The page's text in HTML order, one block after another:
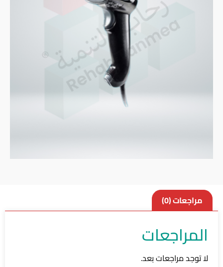
مراجعات (0)
المراجعات
لا توجد مراجعات بعد.